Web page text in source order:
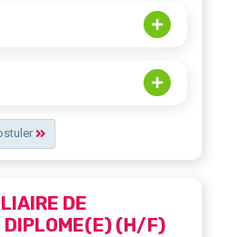
DE
DIPLOME(E) (H/F)